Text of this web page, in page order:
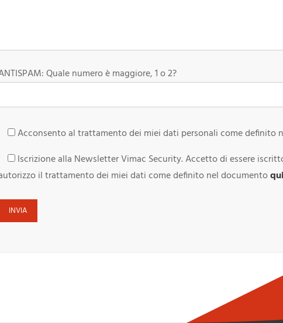
Quale numero è maggiore, 1 o 2?
Acconsento al trattamento dei miei dati personali come definito
Iscrizione alla Newsletter Vimac Security.Accetto di essere
il trattamento dei miei dati come definito nel documento